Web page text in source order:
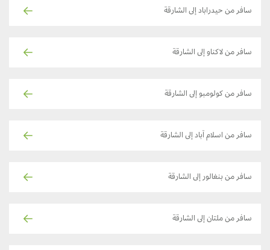
سافر من حيدراباد إلى الشارقة
سافر من لاكناو إلى الشارقة
سافر من كولومبو إلى الشارقة
سافر من اسلام آباد إلى الشارقة
سافر من بنغالور إلى الشارقة
سافر من ملتان إلى الشارقة